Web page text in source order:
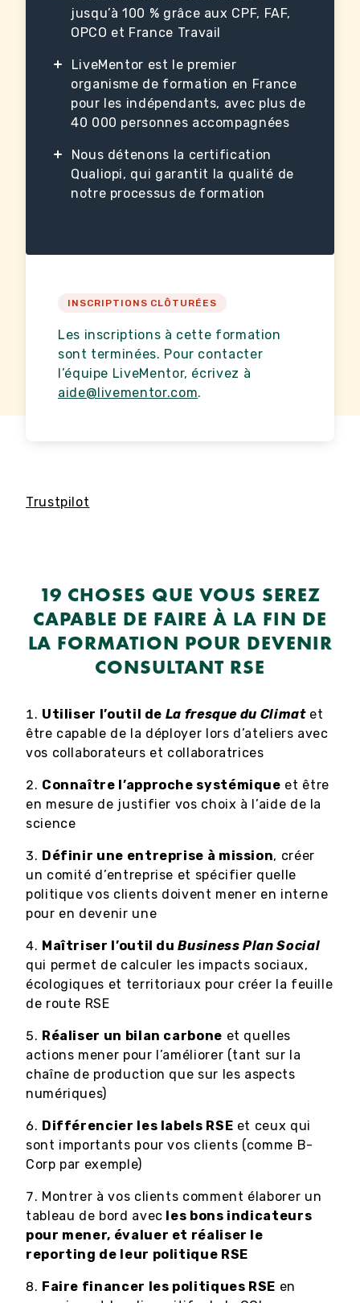
jusqu’à 100 % grâce aux CPF, FAF,
OPCO et France Travail
LiveMentor est le premier
organisme de formation en France
pour les indépendants, avec plus de
40 000 personnes accompagnées
Nous détenons la certification
Qualiopi, qui garantit la qualité de
notre processus de formation
INSCRIPTIONS CLÔTURÉES
Les inscriptions à cette formation
sont terminées. Pour contacter
l’équipe LiveMentor, écrivez à
aide@livementor.com.
Trustpilot
19 CHOSES QUE VOUS SEREZ
CAPABLE DE FAIRE À LA FIN DE
LA FORMATION POUR DEVENIR
CONSULTANT RSE
Utiliser l’outil de La fresque du Climat et
être capable de la déployer lors d’ateliers avec
vos collaborateurs et collaboratrices
Connaître l’approche systémique et être
en mesure de justifier vos choix à l’aide de la
science
Définir une entreprise à mission, créer
un comité d’entreprise et spécifier quelle
politique vos clients doivent mener en interne
pour en devenir une
Maîtriser l’outil duBusiness Plan Social
qui permet de calculer les impacts sociaux,
écologiques et territoriaux pour créer la feuille
de route RSE
Réaliser un bilan carbone et quelles
actions mener pour l’améliorer (tant sur la
chaîne de production que sur les aspects
numériques)
Différencier les labels RSE et ceux qui
sont importants pour vos clients (comme B-
Corp par exemple)
Montrer à vos clients comment élaborer un
tableau de bord avec les bons indicateurs
pour mener, évaluer et réaliser le
reporting de leur politique RSE
Faire financer les politiques RSE en